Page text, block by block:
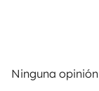
Ninguna opinión